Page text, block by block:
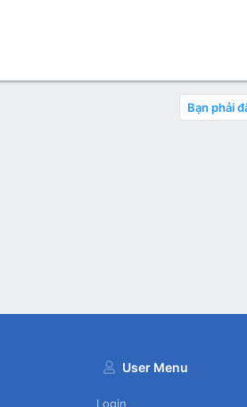
Bạn phải
User Menu
Login